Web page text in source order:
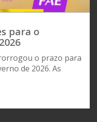
para o
o prazo para
de 2026. As